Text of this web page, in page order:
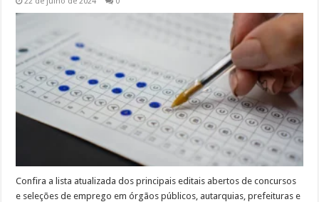
Confira a lista atualizada dos principais editais abertos de concursos
e seleções de emprego em órgãos públicos, autarquias, prefeituras e